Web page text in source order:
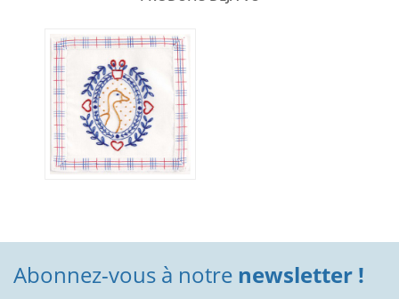
Abonnez-vous à notre newsletter !